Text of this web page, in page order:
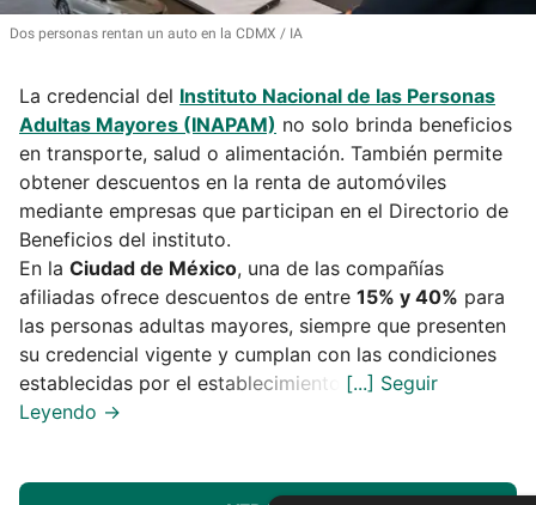
Dos personas rentan un auto en la CDMX IA
La credencial del Instituto Nacional de las Personas
Adultas Mayores (INAPAM) no solo brinda beneficios
en transporte, salud o alimentación. También permite
obtener descuentos en la renta de automóviles
mediante empresas que participan en el Directorio de
Beneficios del instituto.
En la Ciudad de México, una de las compañías
afiliadas ofrece descuentos de entre 15% y 40% para
las personas adultas mayores, siempre que presenten
su credencial vigente y cumplan con las condiciones
establecidas por el establecimiento.